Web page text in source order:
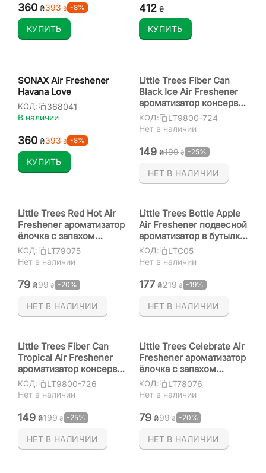
‍360‍ ₴‍393‍ ₴ -8%
КУПИТЬ
‍412‍ ₴
КУПИТЬ
SONAX Air Freshener
Havana Love
КОД:
368041
В наличии
‍360‍ ₴‍393‍ ₴ -8%
КУПИТЬ
Little Trees Fiber Can
Black Ice Air Freshener
ароматизатор консерва
в подстаканник (под
сиденье) с запахом
КОД:
LT9800-724
Нет в наличии
‍149‍ ₴‍199‍ ₴ -25%
НЕТ В НАЛИЧИИ
Little Trees Red Hot Air
Freshener ароматизатор
ёлочка с запахом
красно-горячий
КОД:
LT79075
Нет в наличии
‍79‍ ₴‍99‍ ₴ -20%
НЕТ В НАЛИЧИИ
Little Trees Bottle Apple
Air Freshener подвесной
ароматизатор в бутылке
с запахом яблока
КОД:
LTC05
Нет в наличии
‍177‍ ₴‍219‍ ₴ -19%
НЕТ В НАЛИЧИИ
Little Trees Fiber Can
Tropical Air Freshener
ароматизатор консерва
в подстаканник (под
сиденье) с запахом
КОД:
LT9800-726
Нет в наличии
‍149‍ ₴‍199‍ ₴ -25%
НЕТ В НАЛИЧИИ
Little Trees Celebrate Air
Freshener ароматизатор
ёлочка с запахом
праздника
КОД:
LT78076
Нет в наличии
‍79‍ ₴‍99‍ ₴ -20%
НЕТ В НАЛИЧИИ